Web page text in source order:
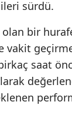
sürdü.
olan bir
vakit
saat